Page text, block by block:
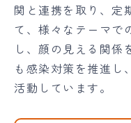
関と連携を取り、定
て、様々なテーマで
し、顔の見える関係
も感染対策を推進し
活動しています。